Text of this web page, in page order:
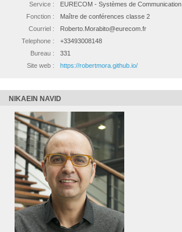
Service :
EURECOM - Systèmes de Communication
Fonction :
Maître de conférences classe 2
Courriel :
Roberto.Morabito@eurecom.fr
Telephone :
+33493008148
Bureau :
331
Site web :
https://robertmora.github.io/
NIKAEIN NAVID